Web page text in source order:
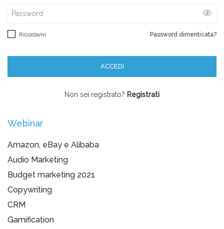
Password dimenticata?
Ricordami
Non sei registrato? Registrati
Webinar
Amazon, eBay e Alibaba
Audio Marketing
Budget marketing 2021
Copywriting
CRM
Gamification